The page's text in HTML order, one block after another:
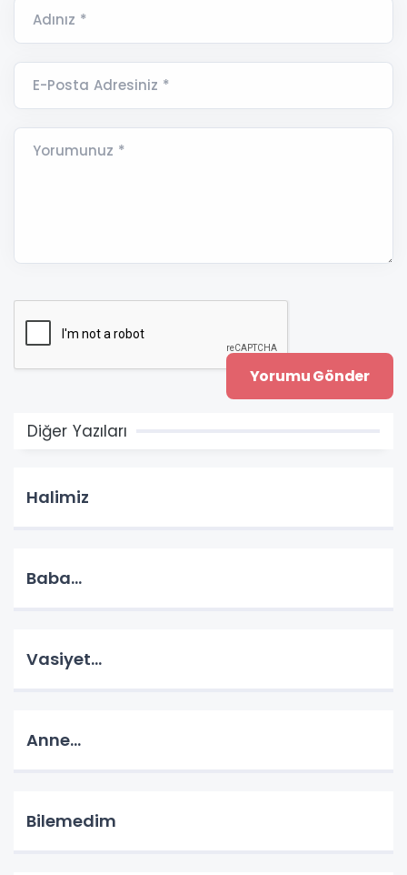
Adınız *
E-Posta Adresiniz *
Yorumunuz *
Diğer Yazıları
Halimiz
Baba...
Vasiyet...
Anne...
Bilemedim